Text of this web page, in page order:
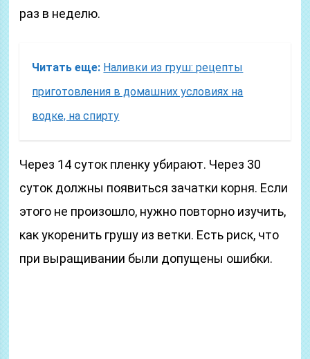
раз в неделю.
Читать еще: Наливки из груш: рецепты
приготовления в домашних условиях на
водке, на спирту
Через 14 суток пленку убирают. Через 30
суток должны появиться зачатки корня. Если
этого не произошло, нужно повторно изучить,
как укоренить грушу из ветки. Есть риск, что
при выращивании были допущены ошибки.